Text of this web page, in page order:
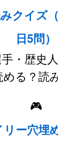
クイズ
日5問）
・歴史
る？読
🎮
リー穴埋